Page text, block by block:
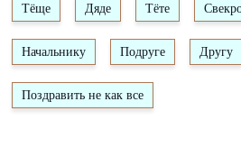
Тёще Дяде Тёте
Начальнику Подруге Другу
Поздравить не как все